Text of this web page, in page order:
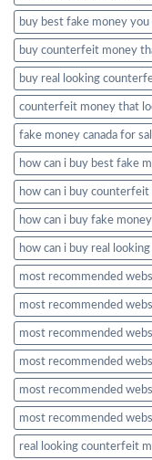
buy best fake money you
buy counterfeit money
buy real looking
counterfeit money that
fake money canada for
how can i buy best fake
how can i buy
how can i buy fake money
how can i buy real
most recommended
most recommended
most recommended
most recommended
most recommended
most recommended
real looking counterfeit